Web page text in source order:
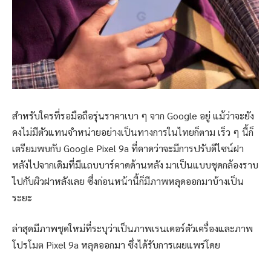
สำหรับใครที่รอมือถือรุ่นราคาเบา ๆ จาก Google อยู่ แม้ว่าจะยัง
คงไม่มีตัวแทนจำหน่ายอย่างเป็นทางการในไทยก็ตาม เร็ว ๆ นี้ก็
เตรียมพบกับ Google Pixel 9a ที่คาดว่าจะมีการปรับดีไซน์ฝา
หลังไปจากเดิมที่มีแถบบาร์คาดด้านหลัง มาเป็นแบบชุดกล้องราบ
ไปกับผิวฝาหลังเลย ซึ่งก่อนหน้านี้ก็มีภาพหลุดออกมาบ้างเป็น
ระยะ
ล่าสุดมีภาพชุดใหม่ที่ระบุว่าเป็นภาพเรนเดอร์ตัวเครื่องและภาพ
โปรโมต Pixel 9a หลุดออกมา ซึ่งได้รับการเผยแพร่โดย